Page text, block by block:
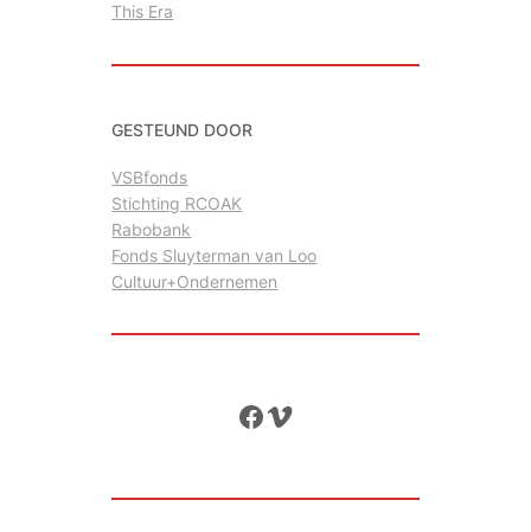
This Era
GESTEUND DOOR
VSBfonds
Stichting RCOAK
Rabobank
Fonds Sluyterman van Loo
Cultuur+Ondernemen
Facebook Vimeo